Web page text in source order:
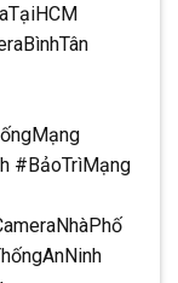
#BảoTrìMạng